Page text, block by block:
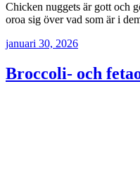
Chicken nuggets är gott och
oroa sig över vad som är i
januari 30, 2026
Broccoli- och